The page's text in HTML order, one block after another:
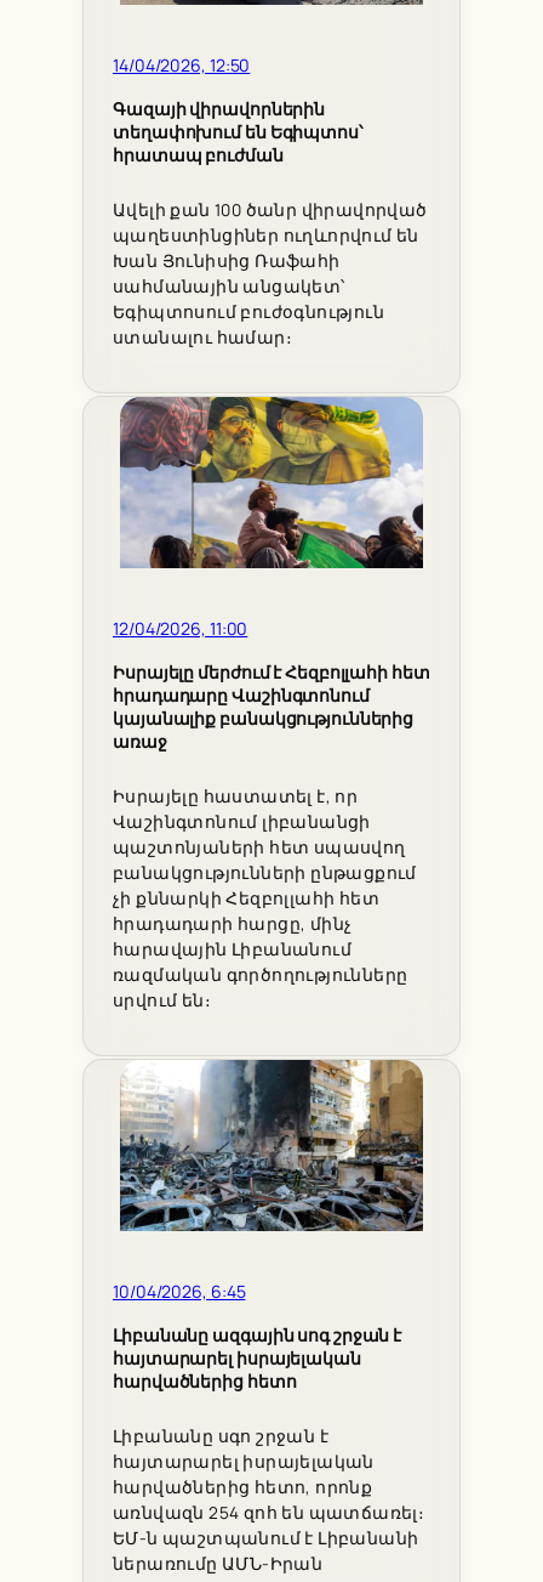
14/04/2026, 12:50
Գազայի վիրավորներին
տեղափոխում են Եգիպտոս՝
հրատապ բուժման
Ավելի քան 100 ծանր վիրավորված
պաղեստինցիներ ուղևորվում են
Խան Յունիսից Ռաֆահի
սահմանային անցակետ՝
Եգիպտոսում բուժօգնություն
ստանալու համար։
12/04/2026, 11:00
Իսրայելը մերժում է Հեզբոլլահի հետ
հրադադարը Վաշինգտոնում
կայանալիք բանակցություններից
առաջ
Իսրայելը հաստատել է, որ
Վաշինգտոնում լիբանանցի
պաշտոնյաների հետ սպասվող
բանակցությունների ընթացքում
չի քննարկի Հեզբոլլահի հետ
հրադադարի հարցը, մինչ
հարավային Լիբանանում
ռազմական գործողությունները
սրվում են։
10/04/2026, 6:45
Լիբանանը ազգային սոգ շրջան է
հայտարարել իսրայելական
հարվածներից հետո
Լիբանանը սգո շրջան է
հայտարարել իսրայելական
հարվածներից հետո, որոնք
առնվազն 254 զոհ են պատճառել։
ԵՄ-ն պաշտպանում է Լիբանանի
ներառումը ԱՄՆ-Իրան